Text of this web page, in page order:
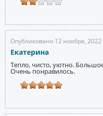
Опубликовано 12 ноября,
Екатерина
Тепло, чисто, уютно.
Очень понравилось.